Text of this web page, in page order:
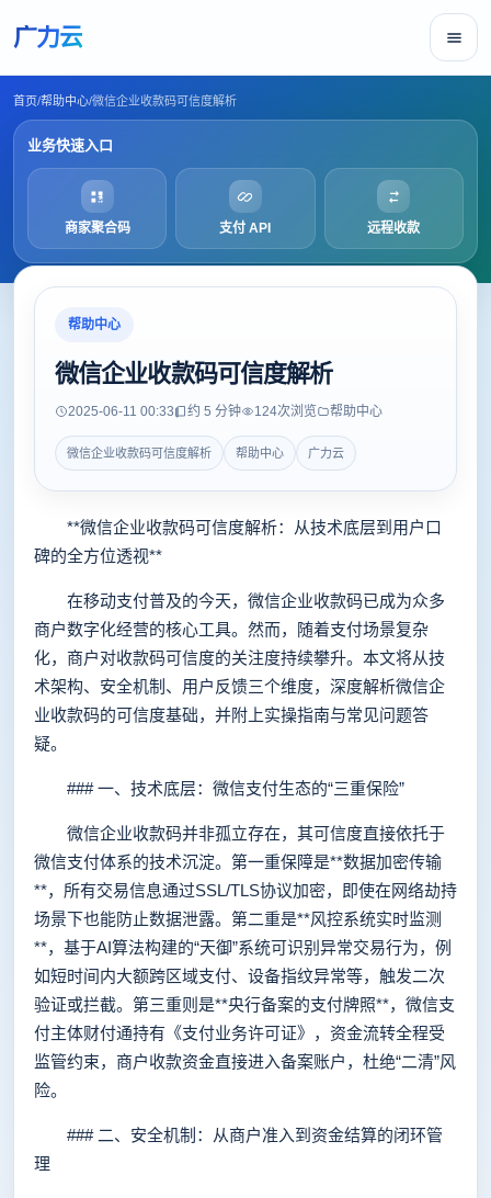
广力云
首页/帮助中心/微信企业收款码可信度解析
业务快速入口
商家聚合码 支付 API 远程收款
帮助中心
微信企业收款码可信度解析
2025-06-11 00:33 约 5 分钟 124次浏览 帮助中心
微信企业收款码可信度解析 帮助中心 广力云
**微信企业收款码可信度解析：从技术底层到用户口
碑的全方位透视**
在移动支付普及的今天，微信企业收款码已成为众多
商户数字化经营的核心工具。然而，随着支付场景复杂
化，商户对收款码可信度的关注度持续攀升。本文将从技
术架构、安全机制、用户反馈三个维度，深度解析微信企
业收款码的可信度基础，并附上实操指南与常见问题答
疑。
### 一、技术底层：微信支付生态的“三重保险”
微信企业收款码并非孤立存在，其可信度直接依托于
微信支付体系的技术沉淀。第一重保障是**数据加密传输
**，所有交易信息通过SSL/TLS协议加密，即使在网络劫持
场景下也能防止数据泄露。第二重是**风控系统实时监测
**，基于AI算法构建的“天御”系统可识别异常交易行为，例
如短时间内大额跨区域支付、设备指纹异常等，触发二次
验证或拦截。第三重则是**央行备案的支付牌照**，微信支
付主体财付通持有《支付业务许可证》，资金流转全程受
监管约束，商户收款资金直接进入备案账户，杜绝“二清”风
险。
### 二、安全机制：从商户准入到资金结算的闭环管
理